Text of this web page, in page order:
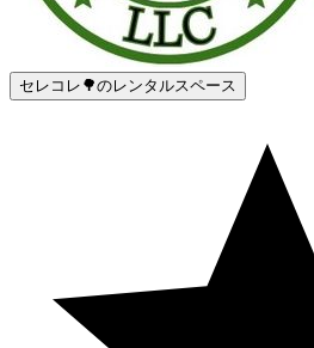
セレコレ🌳のレンタルスペース